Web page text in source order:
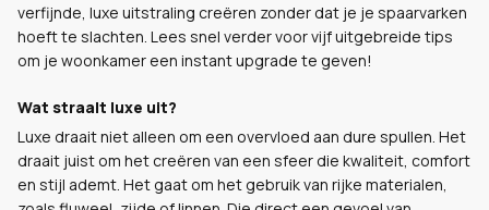
verfijnde, luxe uitstraling creëren zonder dat je je spaarvarken
hoeft te slachten. Lees snel verder voor vijf uitgebreide tips
om je woonkamer een instant upgrade te geven!
Wat straalt luxe uit?
Luxe draait niet alleen om een overvloed aan dure spullen. Het
draait juist om het creëren van een sfeer die kwaliteit, comfort
en stijl ademt. Het gaat om het gebruik van rijke materialen,